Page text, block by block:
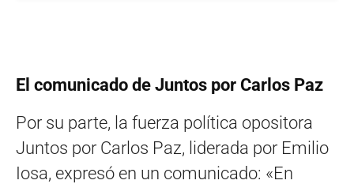
El comunicado de Juntos por Carlos Paz
Por su parte, la fuerza política opositora
Juntos por Carlos Paz, liderada por Emilio
Iosa, expresó en un comunicado: «En